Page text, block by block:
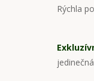
Rýchla